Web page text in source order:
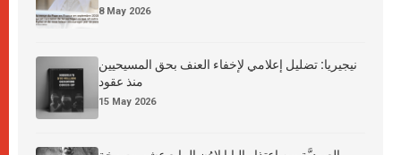
8 May 2026
نيجيريا: تضليل إعلامي لإخفاء العنف بحق المسيحيين
منذ عقود
15 May 2026